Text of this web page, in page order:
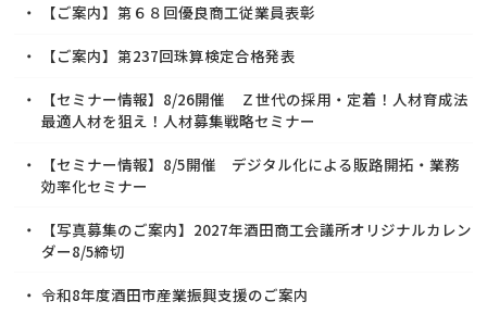
【ご案内】第６８回優良商工従業員表彰
【ご案内】第237回珠算検定合格発表
【セミナー情報】8/26開催 Ｚ世代の採用・定着！人材育成法
最適人材を狙え！人材募集戦略セミナー
【セミナー情報】8/5開催 デジタル化による販路開拓・業務
効率化セミナー
【写真募集のご案内】2027年酒田商工会議所オリジナルカレン
ダー8/5締切
令和8年度酒田市産業振興支援のご案内